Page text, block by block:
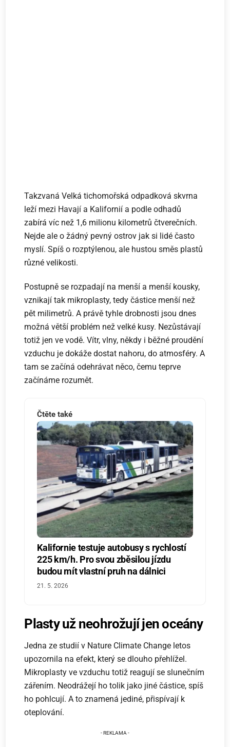
Takzvaná Velká tichomořská odpadková skvrna
leží mezi Havají a Kalifornií a podle odhadů
zabírá víc než 1,6 milionu kilometrů čtverečních.
Nejde ale o žádný pevný ostrov jak si lidé často
myslí. Spíš o rozptýlenou, ale hustou směs plastů
různé velikosti.
Postupně se rozpadají na menší a menší kousky,
vznikají tak mikroplasty, tedy částice menší než
pět milimetrů. A právě tyhle drobnosti jsou dnes
možná větší problém než velké kusy. Nezůstávají
totiž jen ve vodě. Vítr, vlny, někdy i běžné proudění
vzduchu je dokáže dostat nahoru, do atmosféry. A
tam se začíná odehrávat něco, čemu teprve
začínáme rozumět.
Čtěte také
Kalifornie testuje autobusy s rychlostí
225 km/h. Pro svou zběsilou jízdu
budou mít vlastní pruh na dálnici
21. 5. 2026
Plasty už neohrožují jen oceány
Jedna ze studií v Nature Climate Change letos
upozornila na efekt, který se dlouho přehlížel.
Mikroplasty ve vzduchu totiž reagují se slunečním
zářením. Neodrážejí ho tolik jako jiné částice, spíš
ho pohlcují. A to znamená jediné, přispívají k
oteplování.